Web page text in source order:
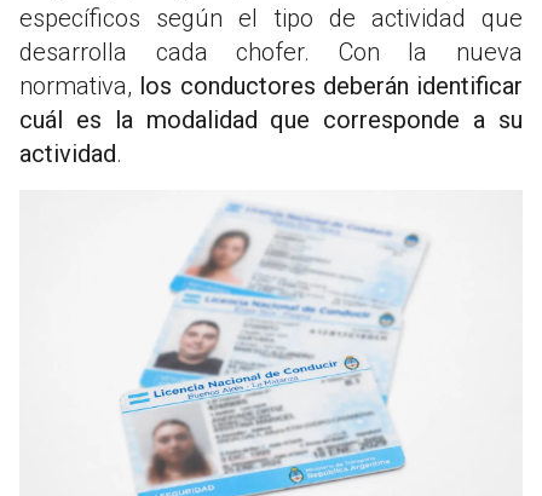
específicos según el tipo de actividad que
desarrolla cada chofer. Con la nueva
normativa, los conductores deberán identificar
cuál es la modalidad que corresponde a su
actividad.